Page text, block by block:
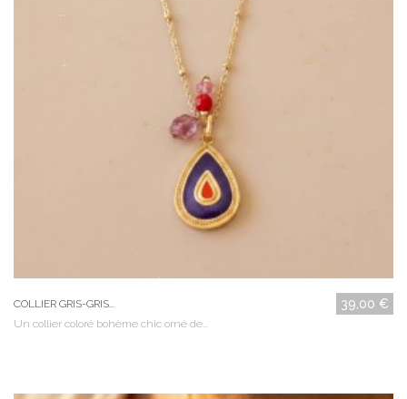
COLLIER GRIS-GRIS... 39,00 €
Un collier coloré bohème chic orné de...